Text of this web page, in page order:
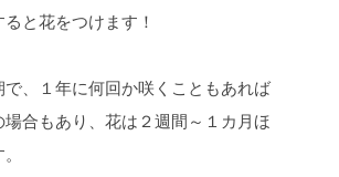
ると花をつけます！
で、１年に何回か咲くこともあれば
合もあり、花は２週間～１カ月ほ